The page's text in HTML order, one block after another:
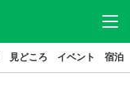
見どころ イベント 宿泊